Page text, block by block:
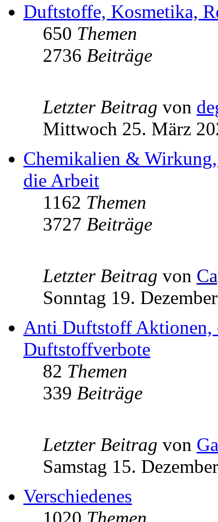
Duftstoffe, Kosmetika,
650 Themen
2736 Beiträge
Letzter Beitrag von
Mittwoch 25. März
Chemikalien &
die Arbeit
1162 Themen
3727 Beiträge
Letzter Beitrag von
Sonntag 19.
Anti Duftstoff Aktionen,
Duftstoffverbote
82 Themen
339 Beiträge
Letzter Beitrag von
Samstag 15.
Verschiedenes
1020 Themen